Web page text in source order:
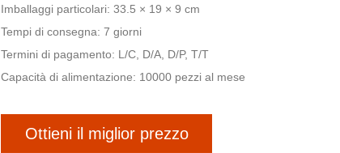
Imballaggi particolari: 33.5 × 19 × 9 cm
Tempi di consegna: 7 giorni
Termini di pagamento: L/C, D/A, D/P, T/T
Capacità di alimentazione: 10000 pezzi al mese
Ottieni il miglior prezzo